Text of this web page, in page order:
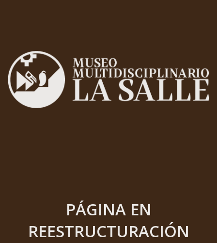
PÁGINA EN
REESTRUCTURACIÓN